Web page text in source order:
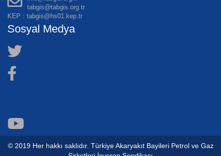
tabgis@tabgis.org.tr
KEP : tabgis@hs01.kep.tr
Sosyal Medya
© 2019 Her hakkı saklıdır. Türkiye Akaryakıt Bayileri Petrol ve Gaz